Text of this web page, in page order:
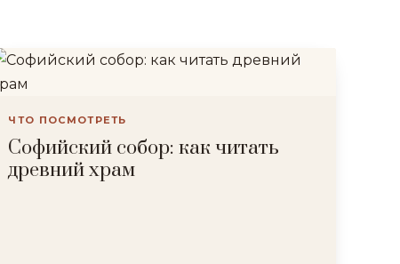
ЧТО ПОСМОТРЕТЬ
Софийский собор: как читать
древний храм